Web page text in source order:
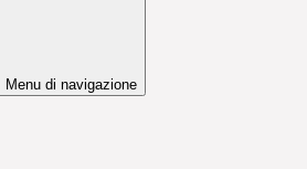
Menu di navigazione